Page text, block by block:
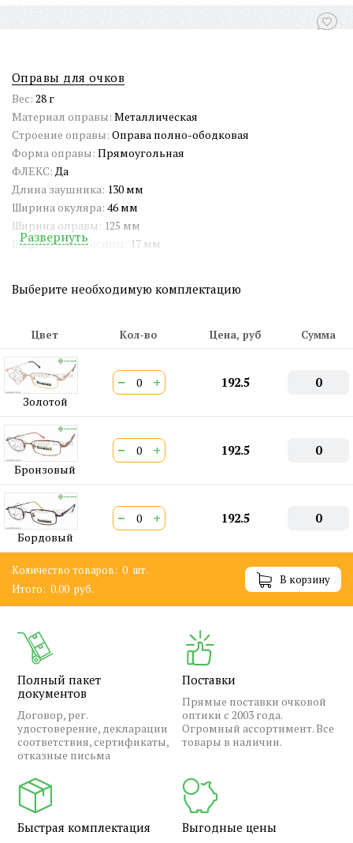
Оправы для очков
Вес: 28 г
Материал оправы: Металлическая
Строение оправы: Оправа полно-ободковая
Форма оправы: Прямоугольная
ФЛЕКС:Да
Длина заушника: 130 мм
Ширина окуляра: 46 мм
Ширина оправы: 125 мм
Ширина переносицы:
17 мм
Широкий носоупор:Нет
ШтрихКод EAN-13:
2000000374093
Развернуть
Выберите необходимую комплектацию
Цвет Кол-во Цена, руб Сумма
Золотой
− + 192.5 0
Бронзовый
− + 192.5 0
Бордовый
− + 192.5 0
Количество товаров: 0 шт.
Итого: 0.00 руб.
В корзину
Полный пакет
документов
Договор, рег.
удостоверение, декларации
соответствия, сертификаты,
отказные письма
Поставки
Прямые поставки очковой
оптики с 2003 года.
Огромный ассортимент. Все
товары в наличии.
Быстрая комплектация Выгодные цены